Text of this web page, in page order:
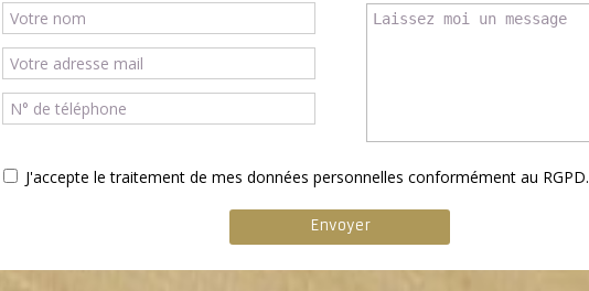
J'accepte le traitement de mes données personnelles conformément au RGPD.